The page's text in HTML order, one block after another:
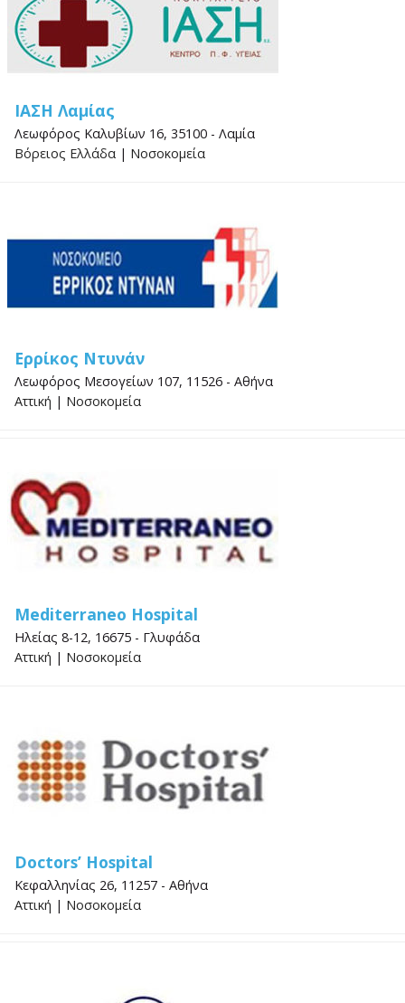
ΙΑΣΗ Λαμίας
Λεωφόρος Καλυβίων 16, 35100 - Λαμία
Βόρειος Ελλάδα | Νοσοκομεία
Ερρίκος Ντυνάν
Λεωφόρος Μεσογείων 107, 11526 - Αθήνα
Αττική | Νοσοκομεία
Mediterraneo Hospital
Ηλείας 8-12, 16675 - Γλυφάδα
Αττική | Νοσοκομεία
Doctors’ Hospital
Κεφαλληνίας 26, 11257 - Αθήνα
Αττική | Νοσοκομεία